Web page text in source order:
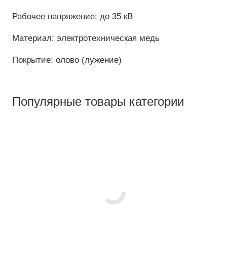
Рабочее напряжение: до 35 кВ
Материал: электротехническая медь
Покрытие: олово (лужение)
Популярные товары категории